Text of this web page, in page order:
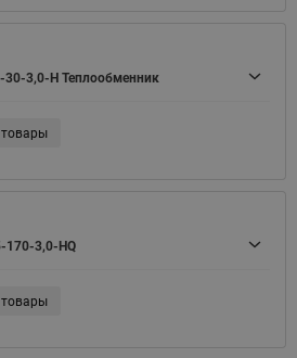
30-3,0-H Теплообменник
170-3,0-HQ